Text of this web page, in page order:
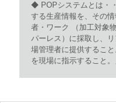
◆ POPシステムとは・
する生産情報を、その
者・ワーク （加工対象
パーレス）に採取し、
場管理者に提供するこ
を現場に指示すること。